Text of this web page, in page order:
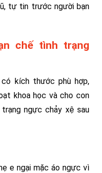
tự tin trước người bạn
chế tình trạng
kích thước phù hợp,
khoa học và cho con
ngực chảy xệ sau
e ngại mặc áo ngực vì